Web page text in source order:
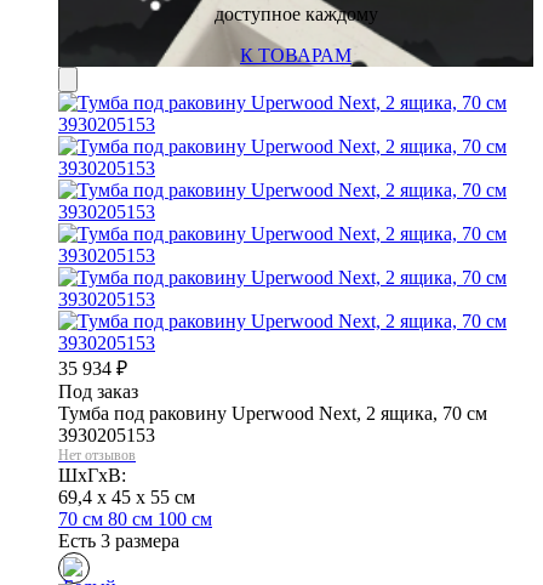
доступное каждому
К ТОВАРАМ
35 934 ₽
Под заказ
Тумба под раковину Uperwood Next, 2 ящика, 70 см
3930205153
Нет отзывов
ШхГхВ:
69,4 x 45 x 55 см
70 см 80 см 100 см
Есть 3 размера